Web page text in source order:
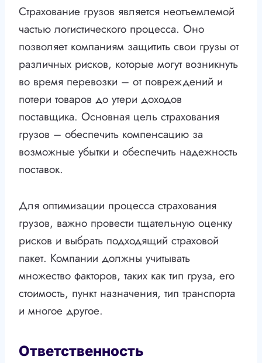
Страхование грузов является неотъемлемой
частью логистического процесса. Оно
позволяет компаниям защитить свои грузы от
различных рисков, которые могут возникнуть
во время перевозки – от повреждений и
потери товаров до утери доходов
поставщика. Основная цель страхования
грузов – обеспечить компенсацию за
возможные убытки и обеспечить надежность
поставок.
Для оптимизации процесса страхования
грузов, важно провести тщательную оценку
рисков и выбрать подходящий страховой
пакет. Компании должны учитывать
множество факторов, таких как тип груза, его
стоимость, пункт назначения, тип транспорта
и многое другое.
Ответственность